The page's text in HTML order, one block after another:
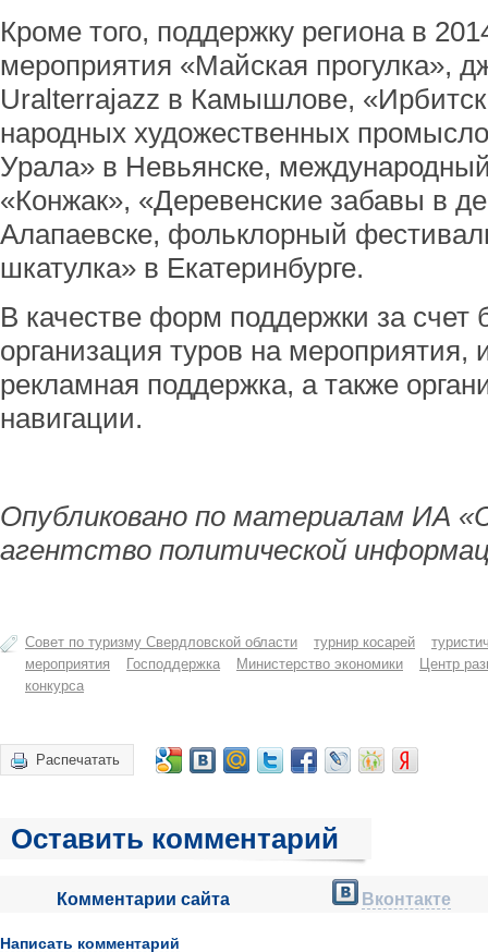
Кроме того, поддержку региона в
мероприятия «Майская прогулка»,
Uralterrajazz в Камышлове,
народных художественных
Урала» в Невьянске,
«Конжак», «Деревенские забавы в
Алапаевске, фольклорный
шкатулка» в Екатеринбурге.
В качестве форм поддержки за счет
организация туров на
рекламная поддержка, а также
навигации.
Опубликовано по материалам ИА
агентство политической
Совет по туризму Свердловской области турнир косарей
мероприятия
Господдержка Министерство экономики
Центр
конкурса
Распечатать
Оставить комментарий
Комментарии сайта Вконтакте
Написать комментарий